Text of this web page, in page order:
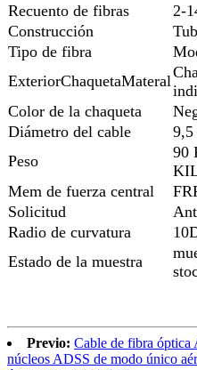
Recuento de fibras
2-
Construcción
Tipo de fibra
ExteriorChaquetaMateral
Color de la chaqueta
Diámetro del cable
9,5
Peso
90
Mem de fuerza central
Solicitud
Radio de curvatura
Estado de la muestra
Previo: Cable de fibra óptica
núcleos ADSS de modo único